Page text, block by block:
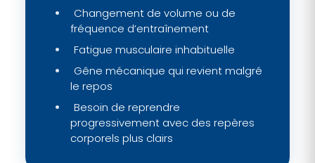
Changement de volume ou de
fréquence d’entraînement
Fatigue musculaire inhabituelle
Gêne mécanique qui revient malgré
le repos
Besoin de reprendre
progressivement avec des repères
corporels plus clairs